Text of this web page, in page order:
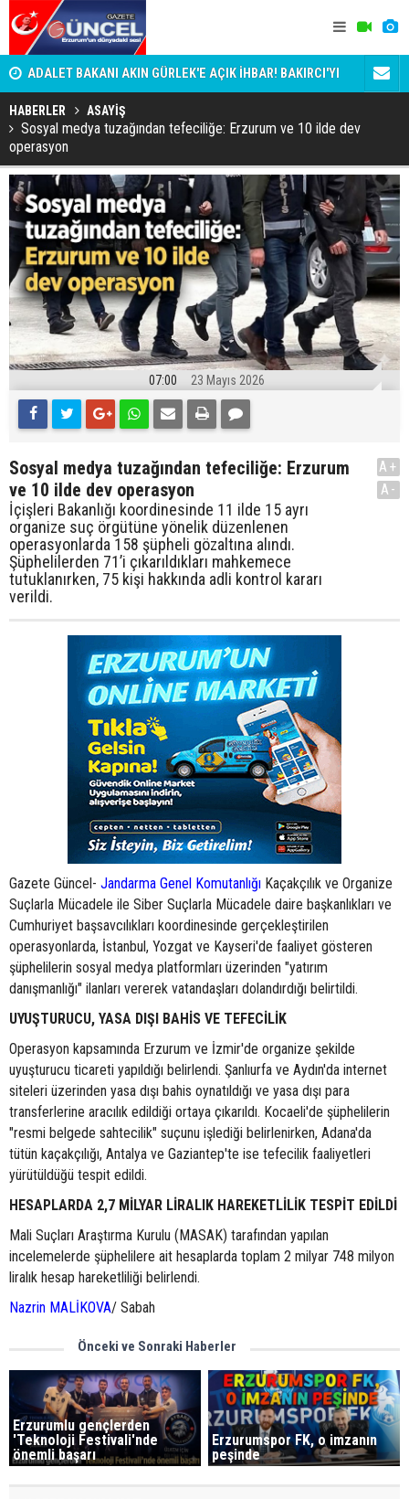
ADALET BAKANI AKIN GÜRLEK'E AÇIK İHBAR! BAKIRCI'YI
KİM KORUYOR?
Bala
HABERLER ASAYİŞ
Sosyal medya tuzağından tefeciliğe: Erzurum ve 10 ilde dev
operasyon
07:00 23 Mayıs 2026
Sosyal medya tuzağından tefeciliğe: Erzurum
ve 10 ilde dev operasyon
İçişleri Bakanlığı koordinesinde 11 ilde 15 ayrı
organize suç örgütüne yönelik düzenlenen
operasyonlarda 158 şüpheli gözaltına alındı.
Şüphelilerden 71’i çıkarıldıkları mahkemece
tutuklanırken, 75 kişi hakkında adli kontrol kararı
verildi.
A+
A-
Gazete Güncel- Jandarma Genel Komutanlığı Kaçakçılık ve Organize
Suçlarla Mücadele ile Siber Suçlarla Mücadele daire başkanlıkları ve
Cumhuriyet başsavcılıkları koordinesinde gerçekleştirilen
operasyonlarda, İstanbul, Yozgat ve Kayseri'de faaliyet gösteren
şüphelilerin sosyal medya platformları üzerinden "yatırım
danışmanlığı" ilanları vererek vatandaşları dolandırdığı belirtildi.
UYUŞTURUCU, YASA DIŞI BAHİS VE TEFECİLİK
Operasyon kapsamında Erzurum ve İzmir'de organize şekilde
uyuşturucu ticareti yapıldığı belirlendi. Şanlıurfa ve Aydın'da internet
siteleri üzerinden yasa dışı bahis oynatıldığı ve yasa dışı para
transferlerine aracılık edildiği ortaya çıkarıldı. Kocaeli'de şüphelilerin
"resmi belgede sahtecilik" suçunu işlediği belirlenirken, Adana'da
tütün kaçakçılığı, Antalya ve Gaziantep'te ise tefecilik faaliyetleri
yürütüldüğü tespit edildi.
HESAPLARDA 2,7 MİLYAR LİRALIK HAREKETLİLİK TESPİT EDİLDİ
Mali Suçları Araştırma Kurulu (MASAK) tarafından yapılan
incelemelerde şüphelilere ait hesaplarda toplam 2 milyar 748 milyon
liralık hesap hareketliliği belirlendi.
Nazrin MALİKOVA/ Sabah
Önceki ve Sonraki Haberler
Erzurumlu gençlerden
'Teknoloji Festivali'nde
önemli başarı
Erzurumspor FK, o imzanın
peşinde